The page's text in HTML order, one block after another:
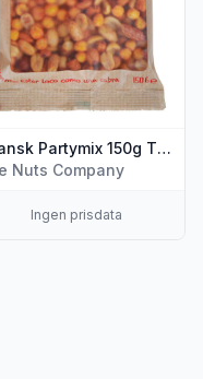
Spansk Partymix 150g The Nuts Company
Nuts Company
Ingen prisdata